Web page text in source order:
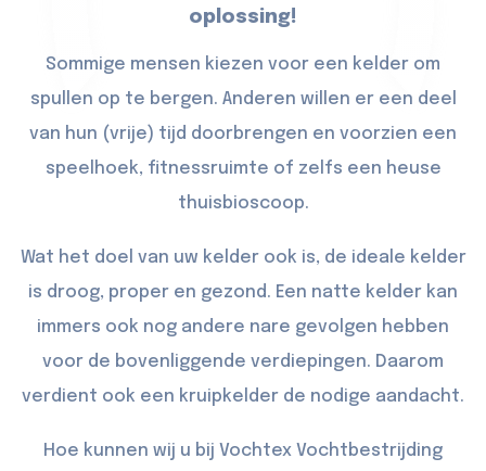
oplossing!
Sommige mensen kiezen voor een kelder om
spullen op te bergen. Anderen willen er een deel
van hun (vrije) tijd doorbrengen en voorzien een
speelhoek, fitnessruimte of zelfs een heuse
thuisbioscoop.
Wat het doel van uw kelder ook is, de ideale kelder
is droog, proper en gezond. Een natte kelder kan
immers ook nog andere nare gevolgen hebben
voor de bovenliggende verdiepingen. Daarom
verdient ook een kruipkelder de nodige aandacht.
Hoe kunnen wij u bij Vochtex Vochtbestrijding